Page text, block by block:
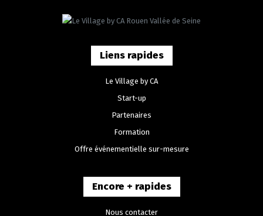
Liens rapides
Le Village by CA
Start-up
Partenaires
Formation
Offre événementielle sur-mesure
Encore + rapides
Nous contacter